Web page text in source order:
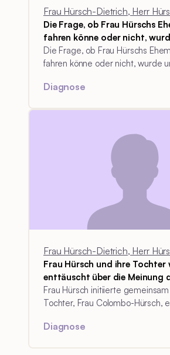
Frau Hürsch-Dietrich, Herr
Colombo-Hürsch
Die Frage, ob Frau Hürschs
fahren könne oder nicht,
unterschiedlich beurteilt,
Ärzte als auch in der Familie.
Die Frage, ob Frau Hürschs
fahren könne oder nicht, wurde
Familie. Schließlich gab Frau
der Arzt ihm diesen vorschrieb,
Diagnose
Frau Hürsch-Dietrich, Herr
Colombo-Hürsch
Frau Hürsch und ihre Tochter
enttäuscht über die Meinung
den Vater noch fahren ließ.
Frau Hürsch initiierte
Tochter, Frau Colombo-Hürsch,
diese als eine Gefahr einstuften.
Diagnose